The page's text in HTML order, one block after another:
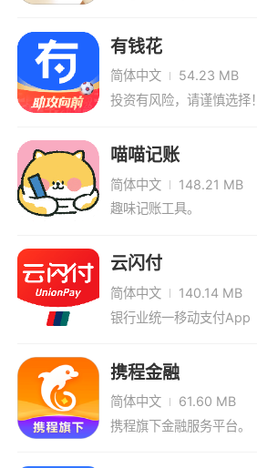
有钱花
简体中文
54.23 MB
投资有风险，请谨慎选择！
喵喵记账
简体中文
148.21 MB
趣味记账工具。
云闪付
简体中文
140.14 MB
银行业统一移动支付App
携程金融
简体中文
61.60 MB
携程旗下金融服务平台。